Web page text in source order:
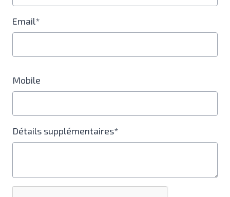
Email*
Mobile
Détails supplémentaires*